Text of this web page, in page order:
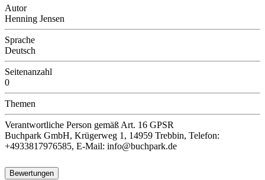
Autor
Henning Jensen
Sprache
Deutsch
Seitenanzahl
0
Themen
Verantwortliche Person gemäß Art. 16 GPSR
Buchpark GmbH, Krügerweg 1, 14959 Trebbin, Telefon:
+4933817976585, E-Mail: info@buchpark.de
Bewertungen